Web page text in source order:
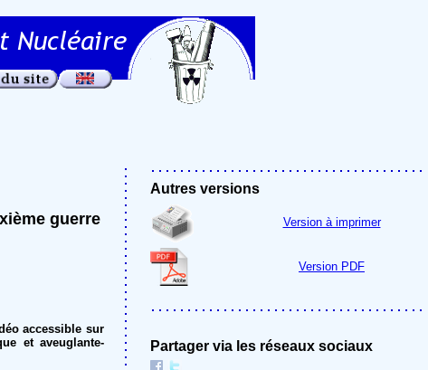
guerre
accessible sur
et aveuglante-
Autres versions
Version à imprimer
Version PDF
Partager via les réseaux sociaux